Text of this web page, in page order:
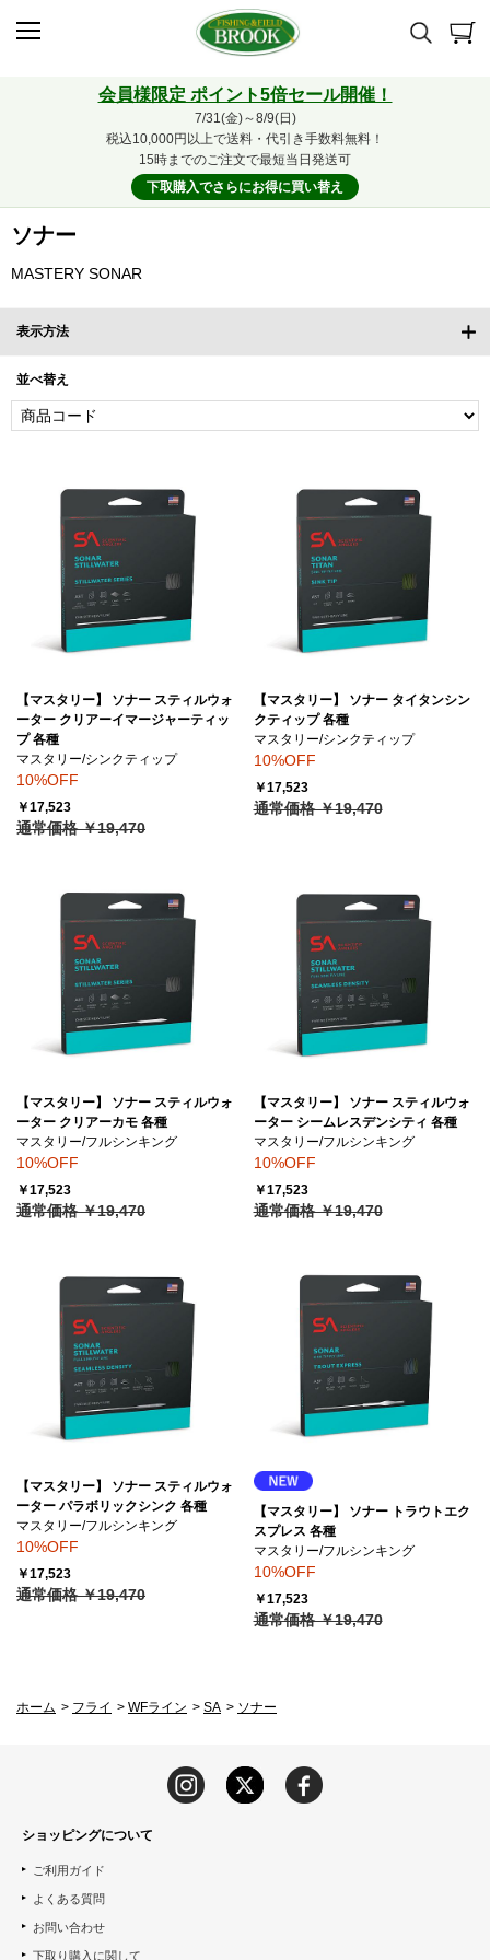
会員様限定 ポイント5倍セール開催！
7/31(金)～8/9(日)
税込10,000円以上で送料・代引き手数料無料！
15時までのご注文で最短当日発送可
下取購入でさらにお得に買い替え
ソナー
MASTERY SONAR
表示方法
並べ替え
【マスタリー】 ソナー スティルウォ
ーター クリアーイマージャーティッ
プ 各種
マスタリー/シンクティップ
10%OFF
￥17,523
通常価格 ￥19,470
【マスタリー】 ソナー タイタンシン
クティップ 各種
マスタリー/シンクティップ
10%OFF
￥17,523
通常価格 ￥19,470
【マスタリー】 ソナー スティルウォ
ーター クリアーカモ 各種
マスタリー/フルシンキング
10%OFF
￥17,523
通常価格 ￥19,470
【マスタリー】 ソナー スティルウォ
ーター シームレスデンシティ 各種
マスタリー/フルシンキング
10%OFF
￥17,523
通常価格 ￥19,470
【マスタリー】 ソナー スティルウォ
ーター パラボリックシンク 各種
マスタリー/フルシンキング
10%OFF
￥17,523
通常価格 ￥19,470
【マスタリー】 ソナー トラウトエク
スプレス 各種
マスタリー/フルシンキング
10%OFF
￥17,523
通常価格 ￥19,470
ホーム > フライ > WFライン > SA > ソナー
ショッピングについて
ご利用ガイド
よくある質問
お問い合わせ
下取り購入に関して